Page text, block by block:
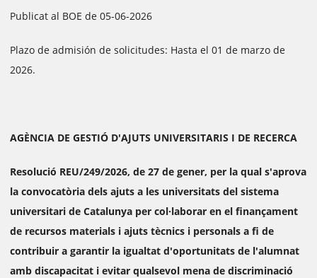
Publicat al BOE de 05-06-2026
Plazo de admisión de solicitudes: Hasta el 01 de marzo de
2026.
AGÈNCIA DE GESTIÓ D'AJUTS UNIVERSITARIS I DE RECERCA
Resolució REU/249/2026, de 27 de gener, per la qual s'aprova
la convocatòria dels ajuts a les universitats del sistema
universitari de Catalunya per col·laborar en el finançament
de recursos materials i ajuts tècnics i personals a fi de
contribuir a garantir la igualtat d'oportunitats de l'alumnat
amb discapacitat i evitar qualsevol mena de discriminació